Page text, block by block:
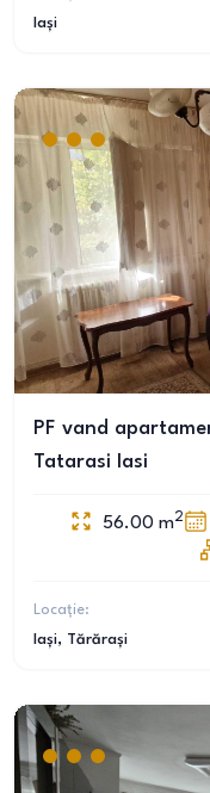
Iași
PF vand
Tatarasi Iasi
56.00 m2
Locație:
Iași, Tărărași